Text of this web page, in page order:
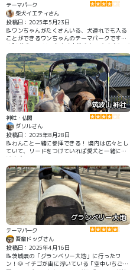
テーマパーク
柴犬イエティさん
投稿日：2025年5月23日
📝ワンちゃんがたくさんいる、犬連れでも入る
ことができるワンちゃんのテーマパークです🐕‍🦺
🦮🐩 芝生のエリアも多くお散歩もできます🐾 ド
ッグランやアジリティ、ワンちゃんのショーも
あって楽しめました🐶☺️🎶 犬連れでなくてもワ
ンちゃんとのふれあいができるので犬好きさん
にはたまらない場所です👍
筑波山神社
神社・仏閣
ダリルさん
投稿日：2025年8月28日
📝わんこと一緒に参拝できる！ 境内は広々とし
ていて、リードをつけていれば愛犬と一緒に歩
けます。
グランベリー大地
テーマパーク
吾輩ドッグさん
投稿日：2025年4月16日
📝茨城県の「グランベリー大地」に行ったワ
ン！🐶 イチゴが宙に浮いている「空中いちご